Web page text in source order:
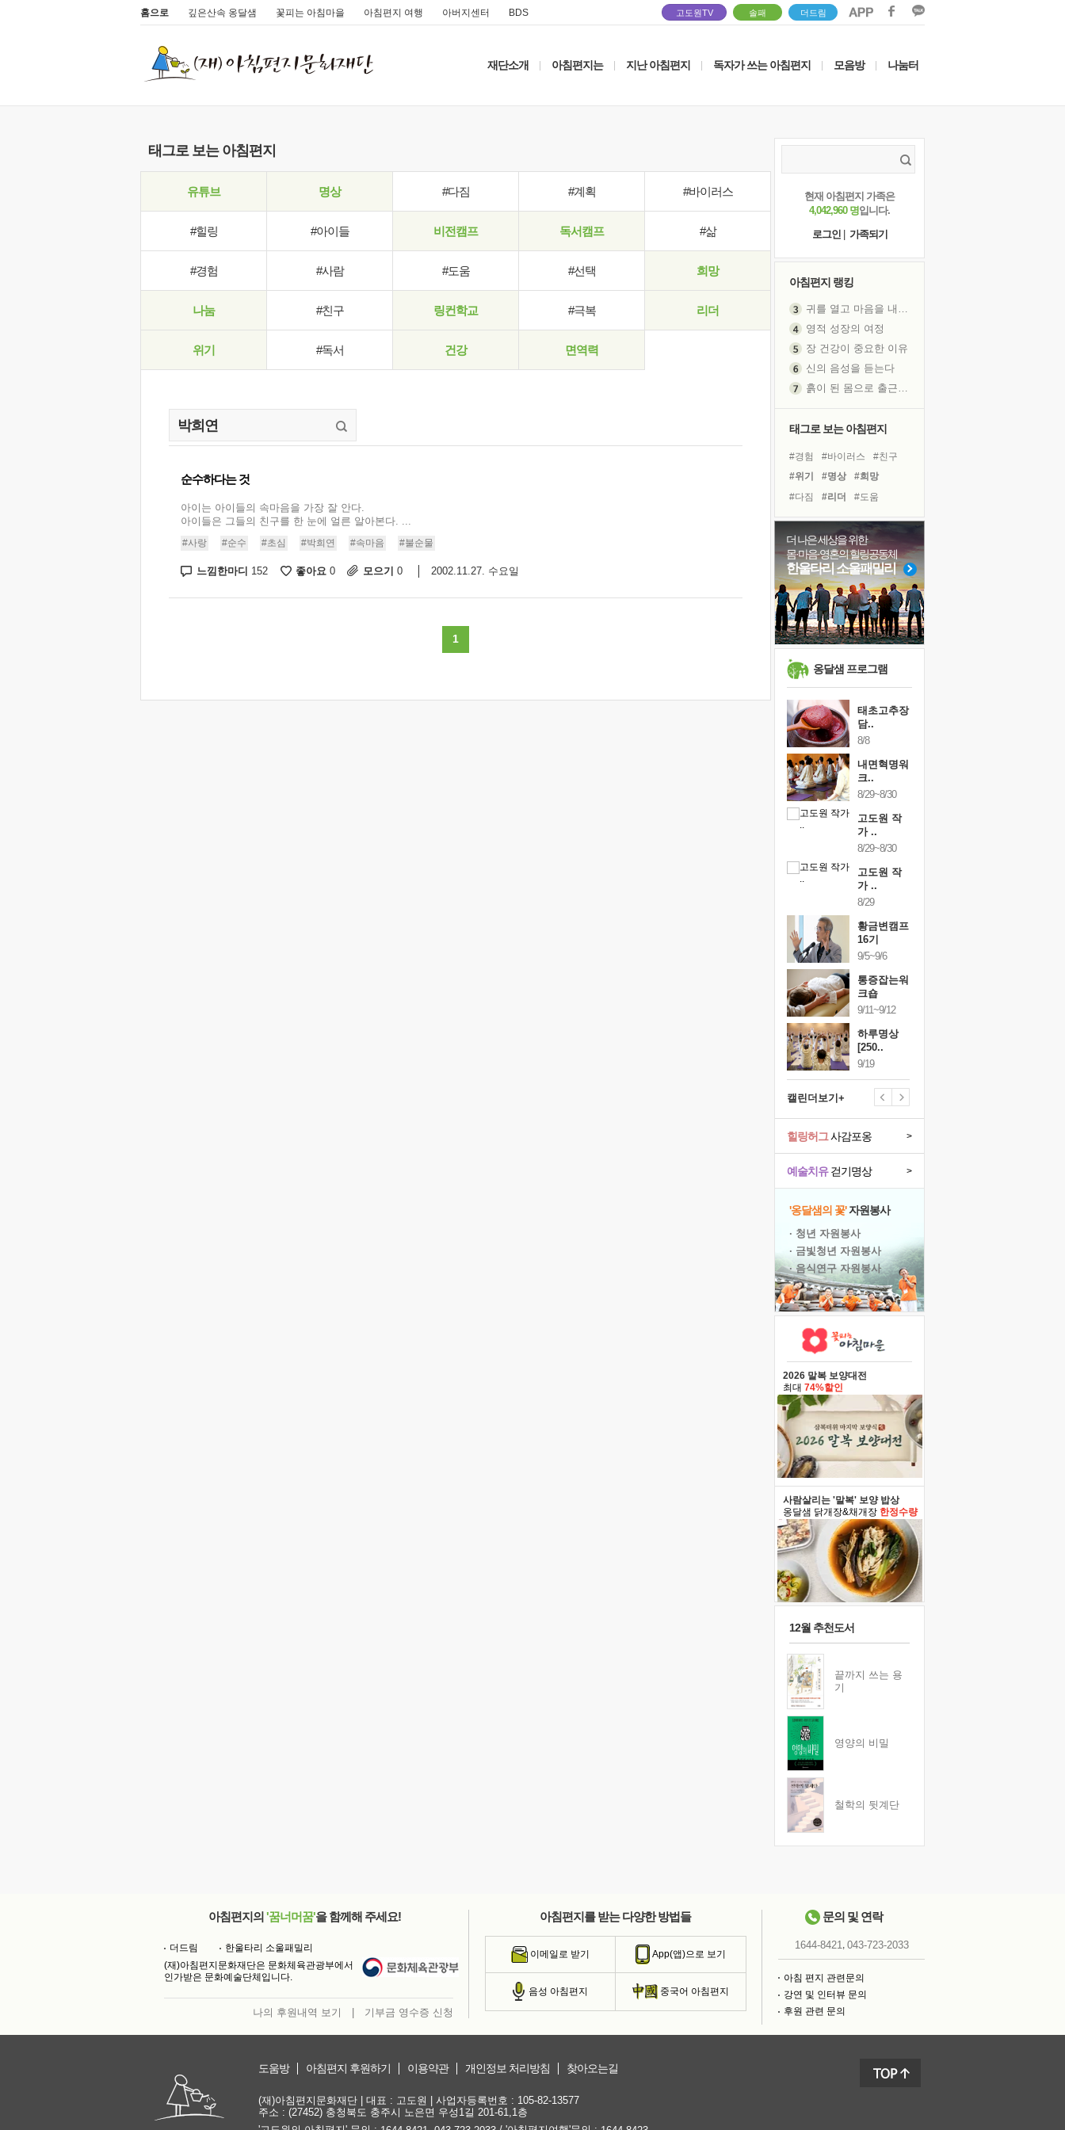
홈으로 깊은산속 옹달샘 꽃피는 아침마을 아침편지 여행 아버지센터 BDS 고도원TV 솔패 더드림
재단소개 아침편지는 지난 아침편지 독자가 쓰는 아침편지 모음방 나눔터
태그로 보는 아침편지
유튜브 명상 #다짐 #계획 #바이러스
#힐링 #아이들 비전캠프 독서캠프 #삶
#경험 #사람 #도움 #선택 희망
나눔 #친구 링컨학교 #극복 리더
위기 #독서 건강 면역력
순수하다는 것
아이는 아이들의 속마음을 가장 잘 안다.
아이들은 그들의 친구를 한 눈에 얼른 알아본다. ...
#사랑 #순수 #초심 #박희연 #속마음 #불순물
느낌한마디 152 좋아요 0 모으기 0 2002.11.27. 수요일
1
현재 아침편지 가족은
4,042,960 명입니다.
로그인
가족되기
아침편지 랭킹
귀를 열고 마음을 내어주고
영적 성장의 여정
장 건강이 중요한 이유
신의 음성을 듣는다
흙이 된 몸으로 출근하는 여자
졸업식 사진을 보며
극심한 변비, 어깨결림, 수면 장애
보고 싶은 어머니
마음이 멈춰 버린 곳
유년 시절의 부산 영도 바다
못된 꼰대들
희망이란
'모른다'는 것
태그로 보는 아침편지
#경험 #바이러스
#친구
#위기
#명상
#희망
#다짐
#리더
#도움
#사람
#아이들
#유튜브
#링컨학교
#힐링
#건강
#극복
#계획
#나눔
#비전캠프
#면역력 #삶
더 나은 세상을 위한
몸·마음·영혼의 힐링공동체
한울타리 소울패밀리
옹달샘 프로그램
태초고추장
담..
8/8
내면혁명워
크..
8/29~8/30
고도원 작
가 ..
8/29~8/30
고도원 작
가 ..
8/29
황금변캠프
16기
9/5~9/6
통증잡는워
크숍
9/11~9/12
하루명상
[250..
9/19
캘린더보기+
예술치유걷기명상 >
힐링허그사감포옹 >
'옹달샘의 꽃'자원봉사
· 청년 자원봉사
· 금빛청년 자원봉사
· 음식연구 자원봉사
2026 말복 보양대전
최대 74%할인
사람살리는 '말복' 보양 밥상
옹달샘 닭개장&채개장 한정수량
12월 추천도서
끝까지 쓰는 용
기
영양의 비밀
철학의 뒷계단
아침편지의 '꿈너머꿈'을 함께해 주세요!
더드림
한울타리 소울패밀리
(재)아침편지문화재단은 문화체육관광부에서
인가받은 문화예술단체입니다.
나의 후원내역 보기 기부금 영수증 신청
아침편지를 받는 다양한 방법들
이메일로 받기 App(앱)으로 보기
음성 아침편지 중국어 아침편지
문의 및 연락
1644-8421, 043-723-2033
아침 편지 관련문의
강연 및 인터뷰 문의
후원 관련 문의
도움방 아침편지 후원하기 이용약관 개인정보 처리방침 찾아오는길
(재)아침편지문화재단 | 대표 : 고도원 | 사업자등록번호 : 105-82-13577
주소 : (27452) 충청북도 충주시 노은면 우성1길 201-61,1층